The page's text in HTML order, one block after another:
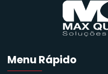
Menu Rápido